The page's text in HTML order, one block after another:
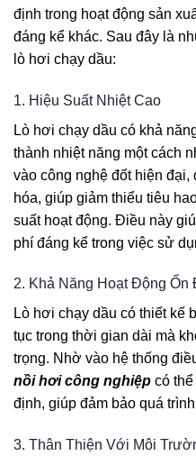
định trong hoạt động sản
đáng kể khác. Sau đây là
lò hơi chạy dầu:
1. Hiệu Suất Nhiệt Cao
Lò hơi chạy dầu có khả
thành nhiệt năng một cách
vào công nghệ đốt hiện
hóa, giúp giảm thiểu tiêu
suất hoạt động. Điều này
phí đáng kể trong việc sử
2. Khả Năng Hoạt Động Ổn
Lò hơi chạy dầu có thiết kế
tục trong thời gian dài mà
trọng. Nhờ vào hệ thống
nồi hơi công nghiệp có
định, giúp đảm bảo quá
3. Thân Thiện Với Môi